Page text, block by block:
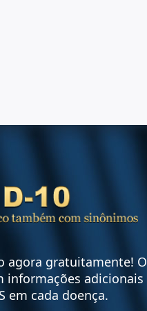
agora gratuitamente! O
informações adicionais
em cada doença.